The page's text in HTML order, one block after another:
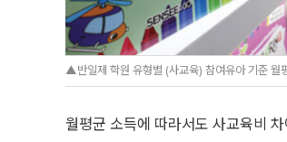
▲반일제 학원 유형별 (사교육) 참여유아 기준 월
월평균 소득에 따라서도 사교육비